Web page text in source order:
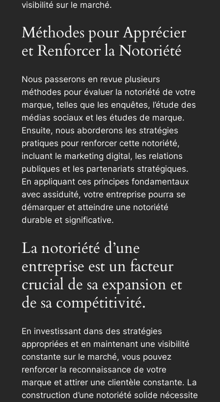
visibilité sur le marché.
Méthodes pour Apprécier
et Renforcer la Notoriété
Nous passerons en revue plusieurs
méthodes pour évaluer la notoriété de votre
marque, telles que les enquêtes, l’étude des
médias sociaux et les études de marque.
Ensuite, nous aborderons les stratégies
pratiques pour renforcer cette notoriété,
incluant le marketing digital, les relations
publiques et les partenariats stratégiques.
En appliquant ces principes fondamentaux
avec assiduité, votre entreprise pourra se
démarquer et atteindre une notoriété
durable et significative.
La notoriété d’une
entreprise est un facteur
crucial de sa expansion et
de sa compétitivité.
En investissant dans des stratégies
appropriées et en maintenant une visibilité
constante sur le marché, vous pouvez
renforcer la reconnaissance de votre
marque et attirer une clientèle constante. La
construction d’une notoriété solide nécessite